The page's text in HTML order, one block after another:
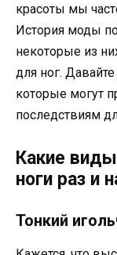
красоты мы
История моды
некоторые из
для ног.
которые могут
последствиям
Какие
ноги раз и
Тонкий